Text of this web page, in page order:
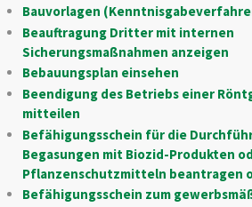
Bauvorlagen
Beauftragung Dritter mit internen
Sicherungsmaßnahmen anzeigen
Bebauungsplan einsehen
Beendigung des Betriebs einer
mitteilen
Befähigungsschein für die
Begasungen mit Biozid-Produkten
Pflanzenschutzmitteln beantragen
Befähigungsschein zum